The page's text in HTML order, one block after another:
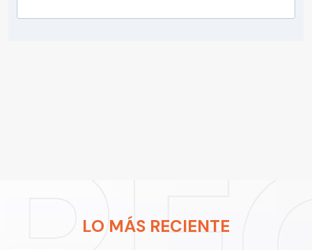
LO MÁS RECIENTE